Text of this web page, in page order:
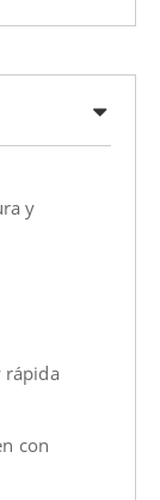
y
rápida
con